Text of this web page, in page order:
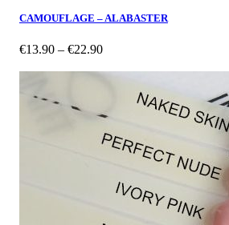
CAMOUFLAGE – ALABASTER
€13.90 – €22.90Price
€13.90
through
€22.90